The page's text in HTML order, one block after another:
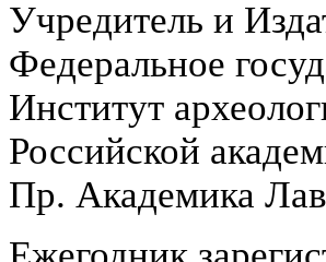
Учредитель и
Федеральное
Институт
Российской
Пр. Академика